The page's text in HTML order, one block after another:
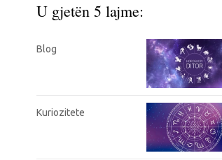
U gjetën 5 lajme:
Blog
Kuriozitete